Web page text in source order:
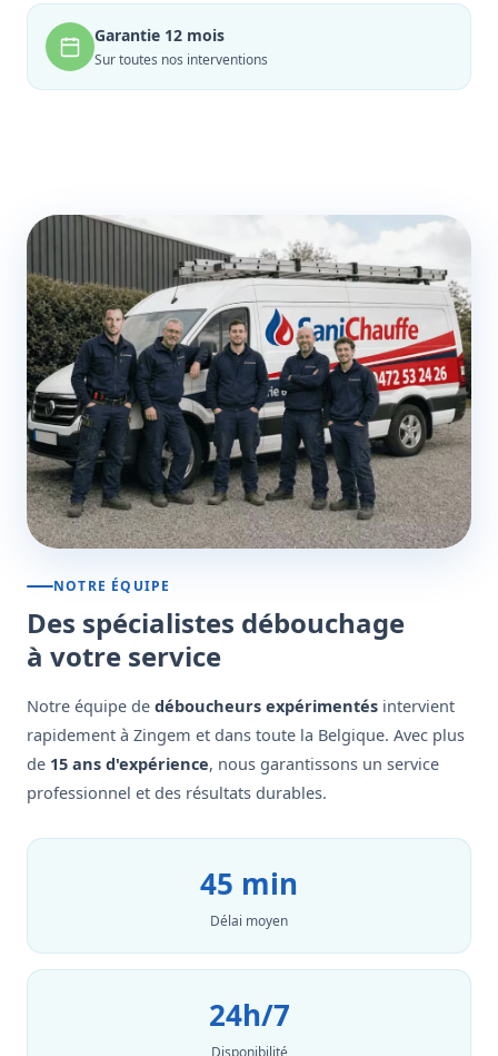
Garantie 12 mois
Sur toutes nos interventions
NOTRE ÉQUIPE
Des spécialistes débouchage
à votre service
Notre équipe de déboucheurs expérimentés intervient
rapidement à Zingem et dans toute la Belgique. Avec plus
de 15 ans d'expérience, nous garantissons un service
professionnel et des résultats durables.
45 min
Délai moyen
24h/7
Disponibilité